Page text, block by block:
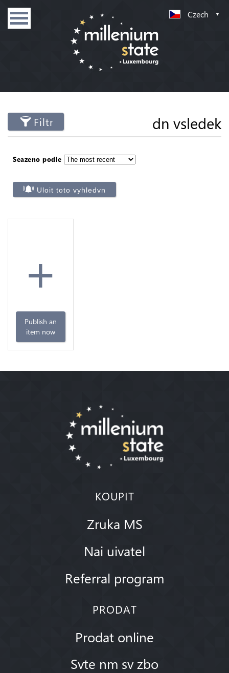
Czech
Filtr dn vsledek
Seazeno podle
Uloit toto vyhledvn
+
Publish an
item now
KOUPIT
Zruka MS
Nai uivatel
Referral program
PRODAT
Prodat online
Svte nm sv zbo